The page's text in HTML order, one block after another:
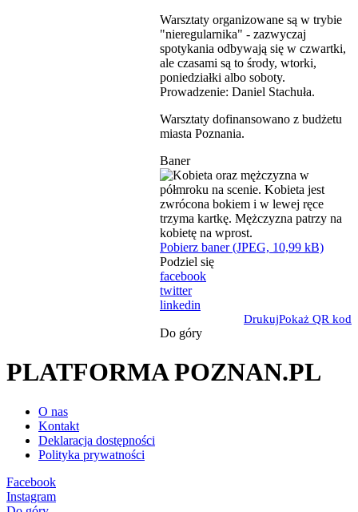
Warsztaty organizowane są w trybie
"nieregularnika" - zazwyczaj
spotykania odbywają się w czwartki,
ale czasami są to środy, wtorki,
poniedziałki albo soboty.
Prowadzenie: Daniel Stachuła.
Warsztaty dofinansowano z budżetu
miasta Poznania.
Baner
Pobierz baner (JPEG, 10,99 kB)
Podziel się
facebook
twitter
linkedin
DrukujPokaż QR kod
Do góry
PLATFORMA POZNAN.PL
O nas
Kontakt
Deklaracja dostępności
Polityka prywatności
Facebook
Instagram